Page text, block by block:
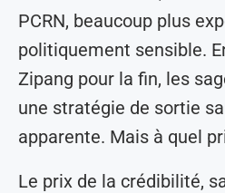
PCRN, beaucoup plus
politiquement sensible.
Zipang pour la fin, les
une stratégie de sortie
apparente. Mais à quel
Le prix de la crédibilité,